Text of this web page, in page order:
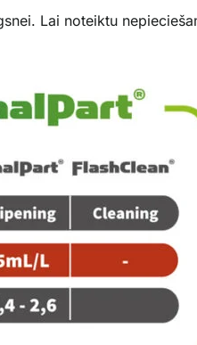
Lai noteiktu